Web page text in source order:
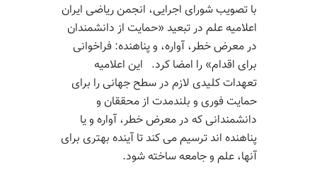
با تصویب شورای اجرایی، انجمن ریاضی ایران
اعلامیه علم در تبعید «حمایت از دانشمندان
در معرض خطر، آواره، و پناهنده: فراخوانی
برای اقدام» را امضا کرد. این اعلامیه
تعهدات کلیدی لازم در سطح جهانی را برای
حمایت فوری و بلندمدت از محققان و
دانشمندانی که در معرض خطر، آواره و یا
پناهنده اند ترسیم می کند تا آینده بهتری برای
آنها، علم و جامعه ساخته شود.